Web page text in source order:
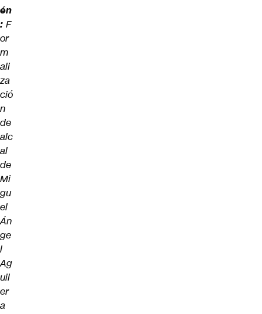
én
: F
or
m
ali
za
ció
n
de
alc
al
de
Mi
gu
el
Án
ge
l
Ag
uil
er
a